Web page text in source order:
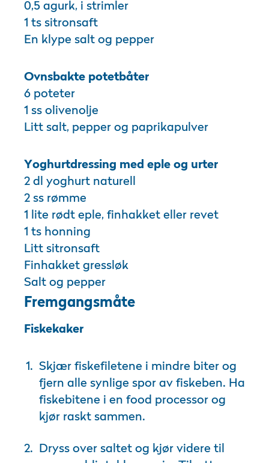
0,5 agurk, i strimler
1 ts sitronsaft
En klype salt og pepper
Ovnsbakte potetbåter
6 poteter
1 ss olivenolje
Litt salt, pepper og paprikapulver
Yoghurtdressing med eple og urter
2 dl yoghurt naturell
2 ss rømme
1 lite rødt eple, finhakket eller revet
1 ts honning
Litt sitronsaft
Finhakket gressløk
Salt og pepper
Fremgangsmåte
Fiskekaker
Skjær fiskefiletene i mindre biter og
fjern alle synlige spor av fiskeben. Ha
fiskebitene i en food processor og
kjør raskt sammen.
Dryss over saltet og kjør videre til